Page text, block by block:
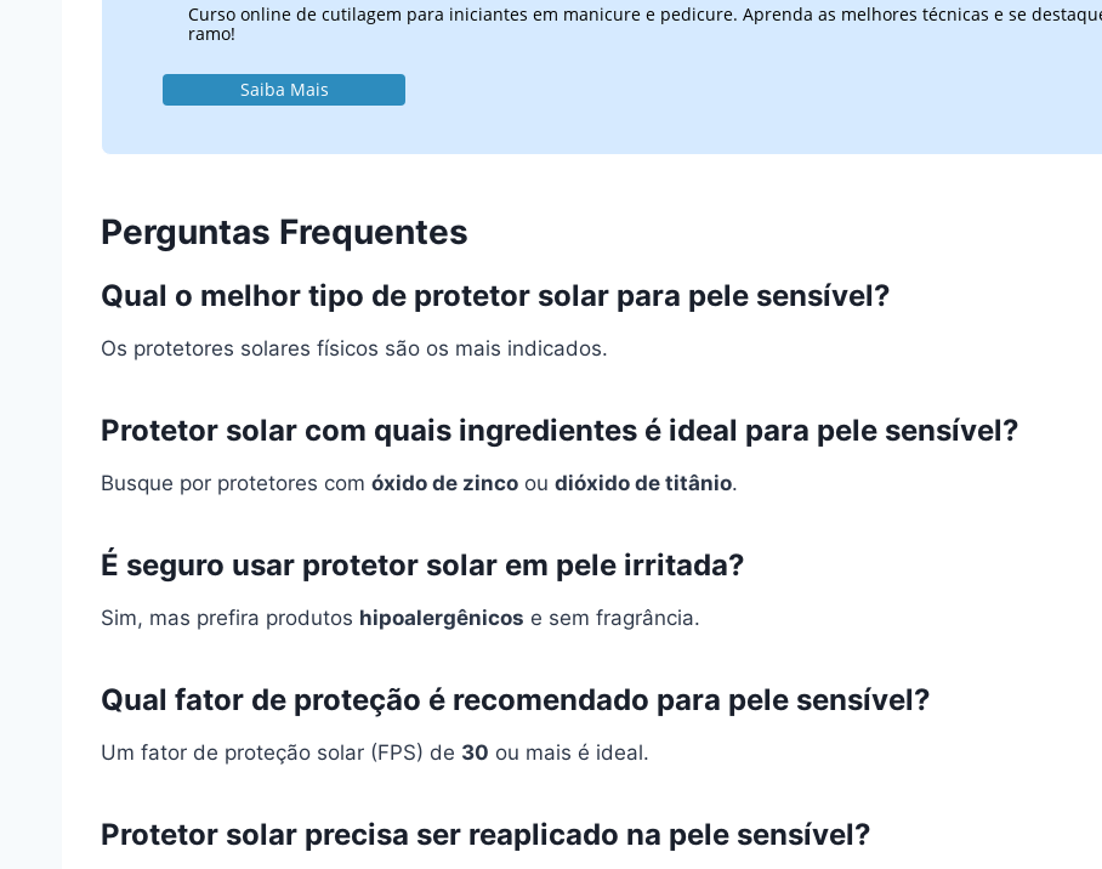
Curso online de cutilagem para iniciantes em manicure e pedicure. Aprenda as melhores técnicas e se
ramo!
Saiba Mais
Perguntas Frequentes
Qual o melhor tipo de protetor solar para pele sensível?
Os protetores solares físicos são os mais indicados.
Protetor solar com quais ingredientes é ideal para pele sensível?
Busque por protetores com óxido de zinco ou dióxido de titânio.
É seguro usar protetor solar em pele irritada?
Sim, mas prefira produtos hipoalergênicos e sem fragrância.
Qual fator de proteção é recomendado para pele sensível?
Um fator de proteção solar (FPS) de 30 ou mais é ideal.
Protetor solar precisa ser reaplicado na pele sensível?